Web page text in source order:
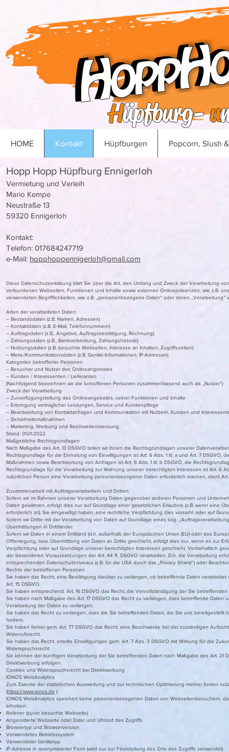
Hüpfburg-u
HOME Kontakt Hüpfburgen Popcorn, Slush
Hopp Hopp Hüpfburg Ennigerloh
Vermietung und Verleih
Mario Kempe
Neustraße 13
59320 Ennigerloh
Kontakt:
Telefon: 017684247719
e-Mail: hopphoppennigerloh@gmail.com
Diese Datenschutzerklärung klärt Sie über die Art, den Umfang und Zweck der Verarbeitung
verbundenen Webseiten, Funktionen und Inhalte sowie externen Onlinepräsenzen, wie z.B.
verwendeten Begrifflichkeiten, wie z.B. „personenbezogene Daten“ oder deren
Arten der verarbeiteten Daten:
– Bestandsdaten (z.B. Namen, Adressen)
– Kontaktdaten (z.B. E-Mail, Telefonnummern)
– Auftragsdaten (z.B., Angebot, Auftragsbestätigung, Rechnung).
– Zahlungsdaten (z.B., Bankverbindung, Zahlungshistorie).
– Nutzungsdaten (z.B. besuchte Webseiten, Interesse an Inhalten, Zugriffszeiten)
– Meta-/Kommunikationsdaten (z.B. Geräte-Informationen, IP-Adressen)
Kategorien betroffener Personen
– Besucher und Nutzer des Onlineangebotes
– Kunden / Interessenten / Lieferanten
(Nachfolgend bezeichnen wir die betroffenen Personen zusammenfassend auch als „Nutzer“)
Zweck der Verarbeitung
– Zurverfügungstellung des Onlineangebotes, seiner Funktionen und Inhalte
– Erbringung vertraglicher Leistungen, Service und Kundenpflege
– Beantwortung von Kontaktanfragen und Kommunikation mit Nutzern, Kunden und
– Sicherheitsmaßnahmen
– Marketing, Werbung und Reichweitenmessung
Stand: 01.01.2022
Maßgebliche Rechtsgrundlagen
Nach Maßgabe des Art. 13 DSGVO teilen wir Ihnen die Rechtsgrundlagen unserer
Rechtsgrundlage für die Einholung von Einwilligungen ist Art. 6 Abs. 1 lit. a und Art. 7
Maßnahmen sowie Beantwortung von Anfragen ist Art. 6 Abs. 1 lit. b DSGVO, die
Rechtsgrundlage für die Verarbeitung zur Wahrung unserer berechtigten Interessen ist Art. 6
natürlichen Person eine Verarbeitung personenbezogener Daten erforderlich machen, dient
Zusammenarbeit mit Auftragsverarbeitern und Dritten
Sofern wir im Rahmen unserer Verarbeitung Daten gegenüber anderen Personen und
Daten gewähren, erfolgt dies nur auf Grundlage einer gesetzlichen Erlaubnis (z.B. wenn eine
erforderlich ist), Sie eingewilligt haben, eine rechtliche Verpflichtung dies vorsieht oder auf
Sofern wir Dritte mit der Verarbeitung von Daten auf Grundlage eines sog.
Übermittlungen in Drittländer
Sofern wir Daten in einem Drittland (d.h. außerhalb der Europäischen Union (EU) oder des
Offenlegung, bzw. Übermittlung von Daten an Dritte geschieht, erfolgt dies nur, wenn es zur
Verpflichtung oder auf Grundlage unserer berechtigten Interessen geschieht. Vorbehaltlich
der besonderen Voraussetzungen der Art. 44 ff. DSGVO verarbeiten. D.h. die Verarbeitung
entsprechenden Datenschutzniveaus (z.B. für die USA durch das „Privacy Shield“) oder
Rechte der betroffenen Personen
Sie haben das Recht, eine Bestätigung darüber zu verlangen, ob betreffende Daten
Art. 15 DSGVO.
Sie haben entsprechend. Art. 16 DSGVO das Recht, die Vervollständigung der Sie
Sie haben nach Maßgabe des Art. 17 DSGVO das Recht zu verlangen, dass betreffende
Verarbeitung der Daten zu verlangen.
Sie haben das Recht zu verlangen, dass die Sie betreffenden Daten, die Sie uns
fordern.
Sie haben ferner gem. Art. 77 DSGVO das Recht, eine Beschwerde bei der zuständigen
Widerrufsrecht
Sie haben das Recht, erteilte Einwilligungen gem. Art. 7 Abs. 3 DSGVO mit Wirkung für die
Widerspruchsrecht
Sie können der künftigen Verarbeitung der Sie betreffenden Daten nach Maßgabe des Art.
Direktwerbung erfolgen.
Cookies und Widerspruchsrecht bei Direktwerbung
IONOS WebAnalytics
Zum Zwecke der statistischen Auswertung und zur technischen Optimierung meiner Seiten
(https://www.ionos.de ).
IONOS WebAnalytics speichert keine personenbezogenen Daten von Webseitenbesuchern,
erhoben:
Referrer (zuvor besuchte Webseite)
Angeorderte Webseite oder Datei und Uhrzeit des Zugriffs
Browsertyp und Browserversion
Verwendetes Betriebssystem
Verwendeter Gerätetyp
IP-Adresse in anonymisierter Form (wird nur zur Feststellung des Orts des Zugriffs verwendet)